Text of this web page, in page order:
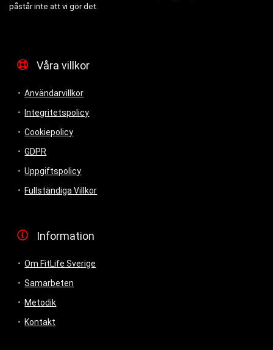
påstår inte att vi gör det.
Våra villkor
Användarvillkor
Integritetspolicy
Cookiepolicy
GDPR
Uppgiftspolicy
Fullständiga Villkor
Information
Om FitLife Sverige
Samarbeten
Metodik
Kontakt